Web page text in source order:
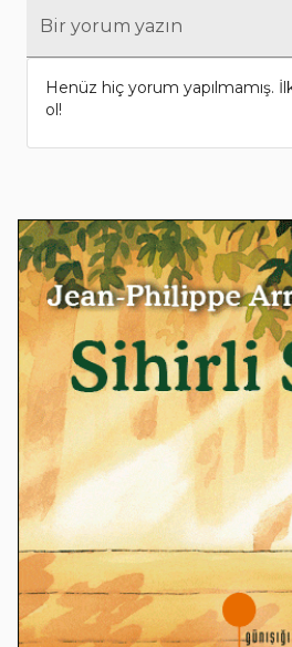
Bir yorum yazın
Henüz hiç yorum yapılmamış.
ol!